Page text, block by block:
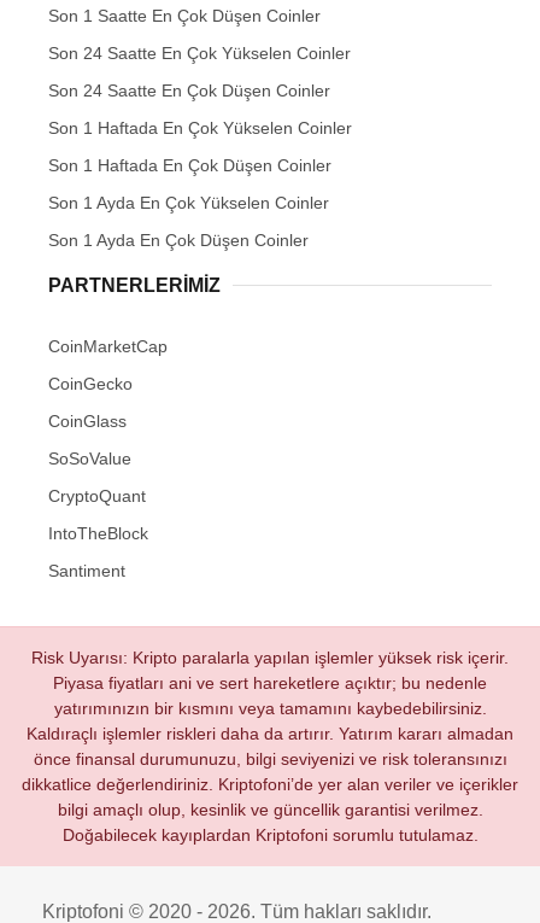
Son 1 Saatte En Çok Düşen Coinler
Son 24 Saatte En Çok Yükselen Coinler
Son 24 Saatte En Çok Düşen Coinler
Son 1 Haftada En Çok Yükselen Coinler
Son 1 Haftada En Çok Düşen Coinler
Son 1 Ayda En Çok Yükselen Coinler
Son 1 Ayda En Çok Düşen Coinler
PARTNERLERIMIZ
CoinMarketCap
CoinGecko
CoinGlass
SoSoValue
CryptoQuant
IntoTheBlock
Santiment
Risk Uyarısı: Kripto paralarla yapılan işlemler yüksek risk içerir.
Piyasa fiyatları ani ve sert hareketlere açıktır; bu nedenle
yatırımınızın bir kısmını veya tamamını kaybedebilirsiniz.
Kaldıraçlı işlemler riskleri daha da artırır. Yatırım kararı almadan
önce finansal durumunuzu, bilgi seviyenizi ve risk toleransınızı
dikkatlice değerlendiriniz. Kriptofoni’de yer alan veriler ve içerikler
bilgi amaçlı olup, kesinlik ve güncellik garantisi verilmez.
Doğabilecek kayıplardan Kriptofoni sorumlu tutulamaz.
Kriptofoni © 2020 - 2026. Tüm hakları saklıdır.